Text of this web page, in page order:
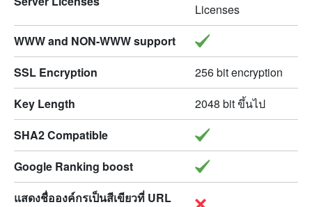
Licenses
WWW and NON-WWW support
SSL Encryption
256 bit encryption
Key Length
2048 bit ขึ้นไป
SHA2 Compatible
Google Ranking boost
แสดงชื่อองค์กรเป็นสีเขียวที่ URL